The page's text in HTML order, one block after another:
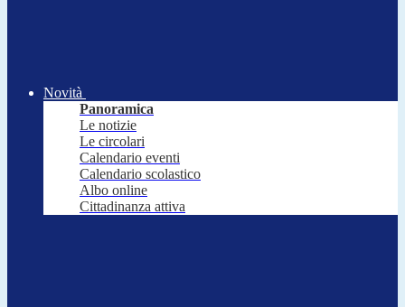
Novità
Panoramica
Le notizie
Le circolari
Calendario eventi
Calendario scolastico
Albo online
Cittadinanza attiva